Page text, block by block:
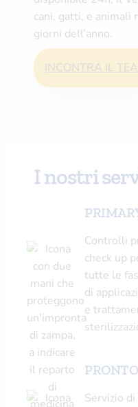
cani, gatti, e animali
giorni dell’anno.
INCONTRA IL
I nostri
Controlli
check up
tutte le
di
e
Servizio